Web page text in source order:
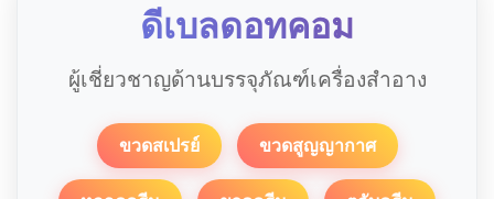
ดีเบลดอทคอม
ผู้เชี่ยวชาญด้านบรรจุภัณฑ์เครื่องสำอาง
ขวดสเปรย์ ขวดสูญญากาศ